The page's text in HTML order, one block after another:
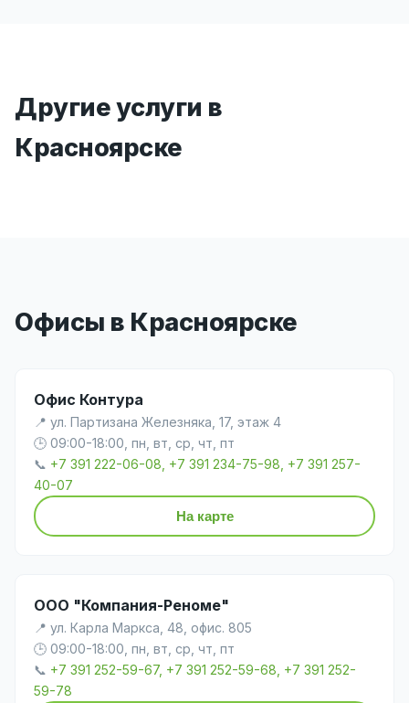
Другие услуги в
Красноярске
Офисы в Красноярске
Офис Контура
📍 ул. Партизана Железняка, 17, этаж 4
🕒 09:00-18:00, пн, вт, ср, чт, пт
📞 +7 391 222-06-08, +7 391 234-75-98, +7 391 257-
40-07
На карте
ООО "Компания-Реноме"
📍 ул. Карла Маркса, 48, офис. 805
🕒 09:00-18:00, пн, вт, ср, чт, пт
📞 +7 391 252-59-67, +7 391 252-59-68, +7 391 252-
59-78